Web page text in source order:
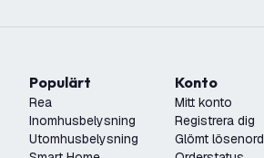
Populärt
Rea
Inomhusbelysning
Utomhusbelysning
Konto
Mitt konto
Registrera dig
Glömt lösenord